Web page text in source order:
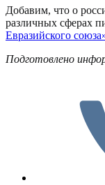
Добавим, что о
различных сферах
Евразийского
Подготовлено